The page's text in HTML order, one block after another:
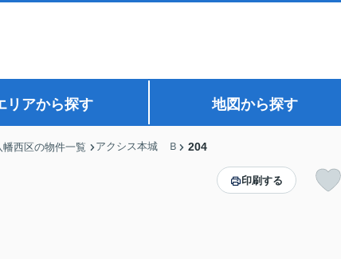
リアから探す 地図から探す
西区の物件一覧 アクシス本城 Ｂ 204
印刷する